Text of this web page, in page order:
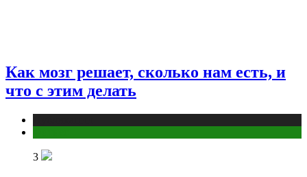
Как мозг решает, сколько нам есть, и
что с этим делать
3